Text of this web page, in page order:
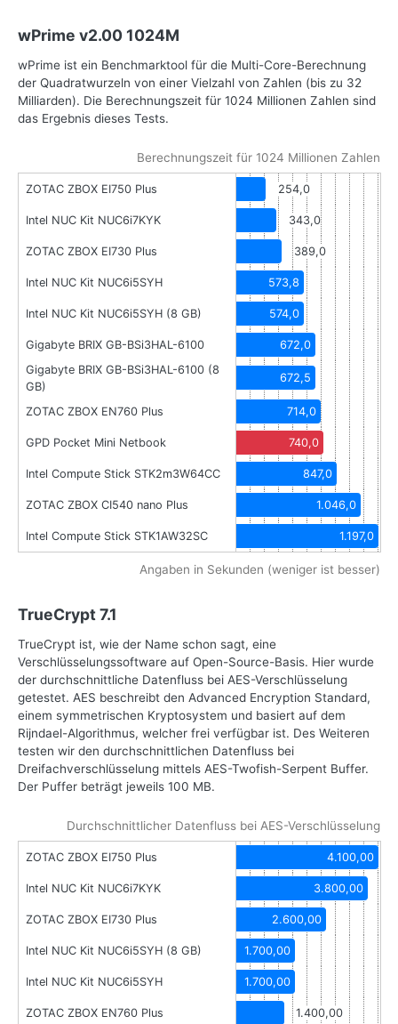
wPrime v2.00 1024M
wPrime ist ein Benchmarktool für die Multi-Core-Berechnung
der Quadratwurzeln von einer Vielzahl von Zahlen (bis zu 32
Milliarden). Die Berechnungszeit für 1024 Millionen Zahlen sind
das Ergebnis dieses Tests.
Berechnungszeit für 1024 Millionen Zahlen
ZOTAC ZBOX EI750 Plus 254,0
Intel NUC Kit NUC6i7KYK 343,0
ZOTAC ZBOX EI730 Plus 389,0
Intel NUC Kit NUC6i5SYH 573,8
Intel NUC Kit NUC6i5SYH (8 GB) 574,0
Gigabyte BRIX GB-BSi3HAL-6100
672,0
Gigabyte BRIX GB-BSi3HAL-6100 (8
GB)
672,5
ZOTAC ZBOX EN760 Plus 714,0
GPD Pocket Mini Netbook 740,0
Intel Compute Stick STK2m3W64CC 847,0
ZOTAC ZBOX CI540 nano Plus 1.046,0
Intel Compute Stick STK1AW32SC 1.197,0
Angaben in Sekunden (weniger ist besser)
TrueCrypt 7.1
TrueCrypt ist, wie der Name schon sagt, eine
Verschlüsselungssoftware auf Open-Source-Basis. Hier wurde
der durchschnittliche Datenfluss bei AES-Verschlüsselung
getestet. AES beschreibt den Advanced Encryption Standard,
einem symmetrischen Kryptosystem und basiert auf dem
Rijndael-Algorithmus, welcher frei verfügbar ist. Des Weiteren
testen wir den durchschnittlichen Datenfluss bei
Dreifachverschlüsselung mittels AES-Twofish-Serpent Buffer.
Der Puffer beträgt jeweils 100 MB.
Durchschnittlicher Datenfluss bei AES-Verschlüsselung
ZOTAC ZBOX EI750 Plus 4.100,00
Intel NUC Kit NUC6i7KYK 3.800,00
ZOTAC ZBOX EI730 Plus 2.600,00
Intel NUC Kit NUC6i5SYH (8 GB) 1.700,00
Intel NUC Kit NUC6i5SYH 1.700,00
ZOTAC ZBOX EN760 Plus 1.400,00